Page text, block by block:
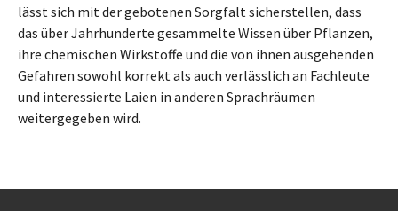
lässt sich mit der gebotenen Sorgfalt sicherstellen, dass
das über Jahrhunderte gesammelte Wissen über Pflanzen,
ihre chemischen Wirkstoffe und die von ihnen ausgehenden
Gefahren sowohl korrekt als auch verlässlich an Fachleute
und interessierte Laien in anderen Sprachräumen
weitergegeben wird.